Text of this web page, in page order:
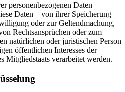
personenbezogenen Daten
Daten – von ihrer Speicherung
oder zur Geltendmachung,
Rechtsansprüchen oder zum
natürlichen oder juristischen Person
öffentlichen Interesses der
Mitgliedstaats verarbeitet werden.